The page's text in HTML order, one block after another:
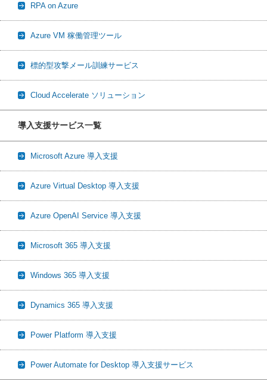
RPA on Azure
Azure VM 稼働管理ツール
標的型攻撃メール訓練サービス
Cloud Accelerate ソリューション
導入支援サービス一覧
Microsoft Azure 導入支援
Azure Virtual Desktop 導入支援
Azure OpenAI Service 導入支援
Microsoft 365 導入支援
Windows 365 導入支援
Dynamics 365 導入支援
Power Platform 導入支援
Power Automate for Desktop 導入支援サービス